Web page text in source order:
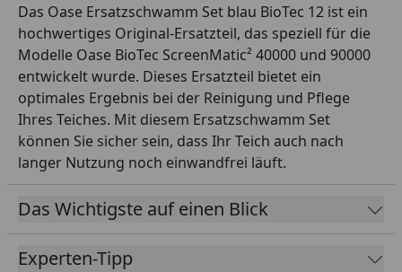
Das Oase Ersatzschwamm Set blau BioTec 12 ist ein
hochwertiges Original-Ersatzteil, das speziell für die
Modelle Oase BioTec ScreenMatic² 40000 und 90000
entwickelt wurde. Dieses Ersatzteil bietet ein
optimales Ergebnis bei der Reinigung und Pflege
Ihres Teiches. Mit diesem Ersatzschwamm Set
können Sie sicher sein, dass Ihr Teich auch nach
langer Nutzung noch einwandfrei läuft.
Das Wichtigste auf einen Blick
Experten-Tipp